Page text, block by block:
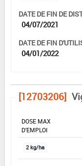
DATE DE FIN DE
04/07/2021
DATE DE FIN
04/01/2022
[12703206]
DOSE MAX
D'EMPLOI
2 kg/ha